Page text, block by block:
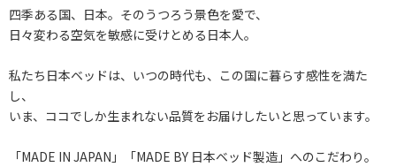
四季ある国、日本。そのうつろう景色を愛で、
日々変わる空気を敏感に受けとめる日本人。
私たち日本ベッドは、いつの時代も、この国に暮らす感性を満た
し、
いま、ココでしか生まれない品質をお届けしたいと思っています。
「MADE IN JAPAN」「MADE BY 日本ベッド製造」へのこだわり。